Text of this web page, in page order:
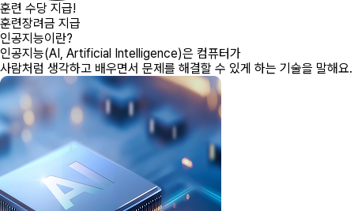
훈련 수당 지급!
훈련장려금 지급
인공지능이란?
인공지능(AI, Artificial Intelligence)은 컴퓨터가
사람처럼 생각하고 배우면서 문제를 해결할 수 있게 하는 기술을 말해요.